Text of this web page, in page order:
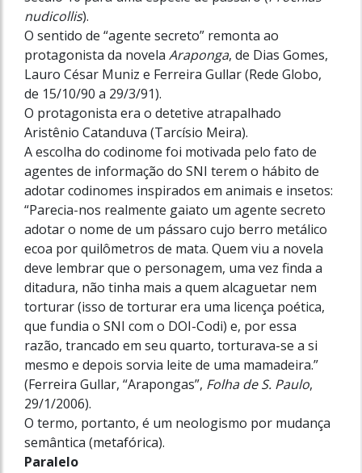
nudicollis).
O sentido de “agente secreto” remonta ao
protagonista da novela Araponga, de Dias Gomes,
Lauro César Muniz e Ferreira Gullar (Rede Globo,
de 15/10/90 a 29/3/91).
O protagonista era o detetive atrapalhado
Aristênio Catanduva (Tarcísio Meira).
A escolha do codinome foi motivada pelo fato de
agentes de informação do SNI terem o hábito de
adotar codinomes inspirados em animais e insetos:
“Parecia-nos realmente gaiato um agente secreto
adotar o nome de um pássaro cujo berro metálico
ecoa por quilômetros de mata. Quem viu a novela
deve lembrar que o personagem, uma vez finda a
ditadura, não tinha mais a quem alcaguetar nem
torturar (isso de torturar era uma licença poética,
que fundia o SNI com o DOI-Codi) e, por essa
razão, trancado em seu quarto, torturava-se a si
mesmo e depois sorvia leite de uma mamadeira.”
(Ferreira Gullar, “Arapongas”, Folha de S. Paulo,
29/1/2006).
O termo, portanto, é um neologismo por mudança
semântica (metafórica).
Paralelo